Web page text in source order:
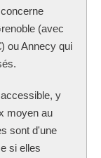
(avec
ou Annecy qui
y
moyen au
sont d'une
si elles